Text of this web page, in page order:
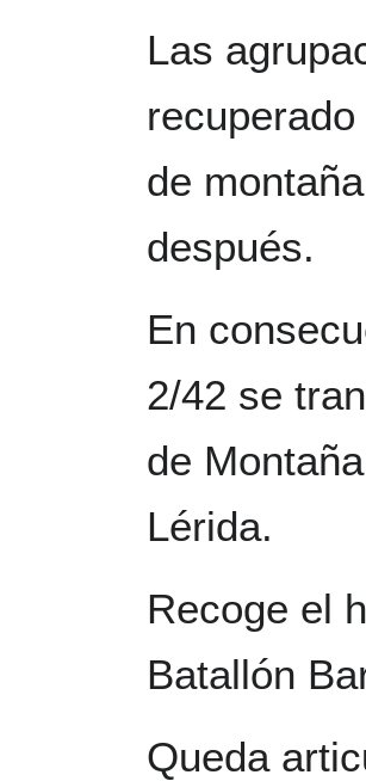
Las
de
después.
En
2/42 se
de
Lérida.
Recoge el
Batallón
Queda